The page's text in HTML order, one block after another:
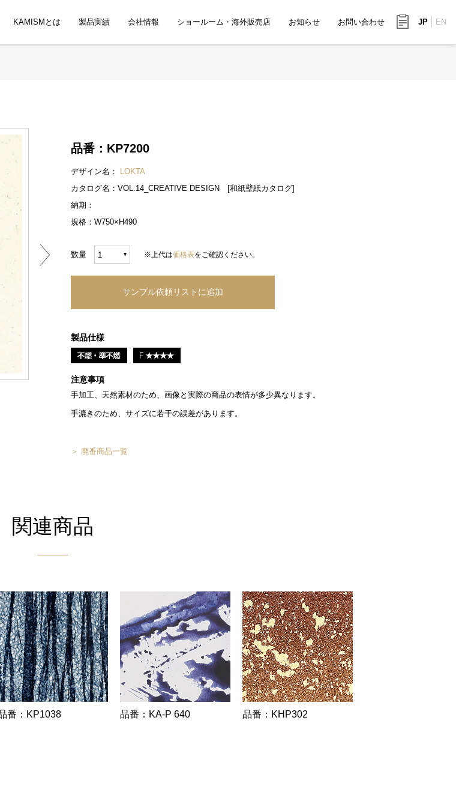
KAMISMとは 製品実績 会社情報 ショールーム・海外販売店 お知らせ お問い合わせ JP EN
品番： KP7200
デザイン名：
LOKTA
カタログ名： VOL.14_CREATIVE DESIGN [和紙壁紙カタログ]
納期：
規格： W750×H490
数量 ※上代は価格表をご確認ください。
製品仕様
注意事項
手加工、天然素材のため、画像と実際の商品の表情が多少異なります。
手漉きのため、サイズに若干の誤差があります。
＞ 廃番商品一覧
関連商品
番：KP1038 品番：KA-P 640 品番：KHP302